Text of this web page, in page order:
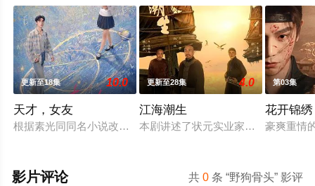
更新至18集 10.0
天才，女友
根据素光同同名小说改编。江逾白长大以后，林知夏忽然对他
更新至28集 4.0
江海潮生
本剧讲述了状元实业家张謇创办大生
第03集
花开锦绣
豪爽重情
共0 条 “野狗骨头” 影评
影片评论